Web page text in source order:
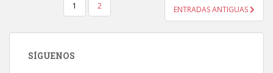
NAVEGACIÓN DE ENTRADAS
1 2 ENTRADAS ANTIGUAS
SÍGUENOS